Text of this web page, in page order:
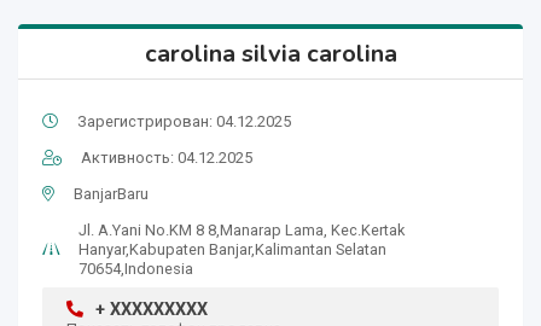
carolina silvia carolina
Зарегистрирован: 04.12.2025
Активность: 04.12.2025
BanjarBaru
Jl. A.Yani No.KM 8 8,Manarap Lama, Kec.Kertak
Hanyar,Kabupaten Banjar,Kalimantan Selatan
70654,Indonesia
+ XXXXXXXXX